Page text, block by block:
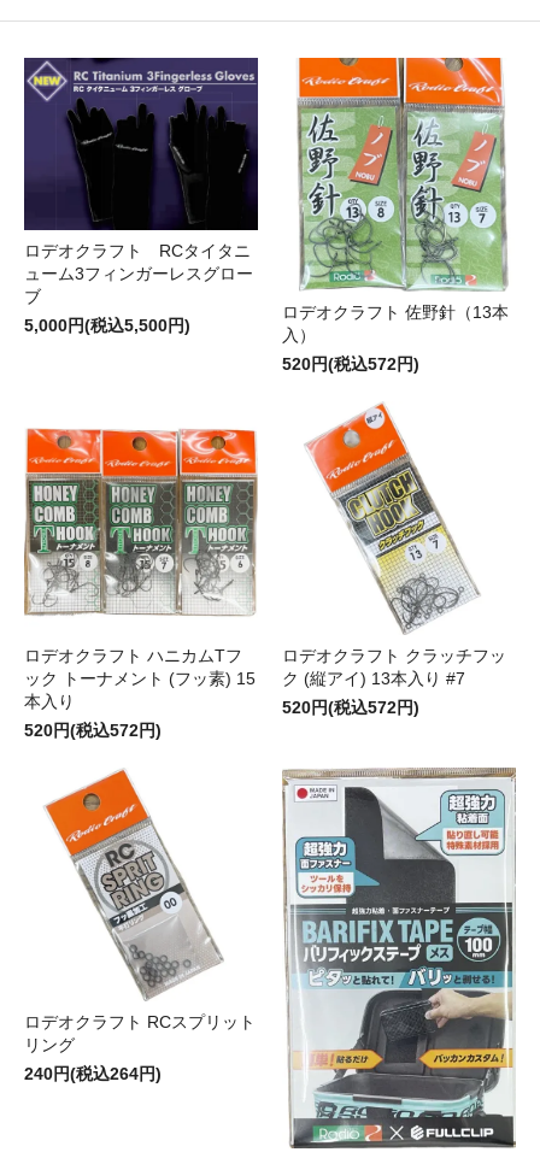
ロデオクラフト RCタイタニ
ューム3フィンガーレスグロー
ブ
5,000円(税込5,500円)
ロデオクラフト 佐野針（13本
入）
520円(税込572円)
ロデオクラフト ハニカムTフ
ック トーナメント (フッ素) 15
本入り
520円(税込572円)
ロデオクラフト クラッチフッ
ク (縦アイ) 13本入り #7
520円(税込572円)
ロデオクラフト RCスプリット
リング
240円(税込264円)